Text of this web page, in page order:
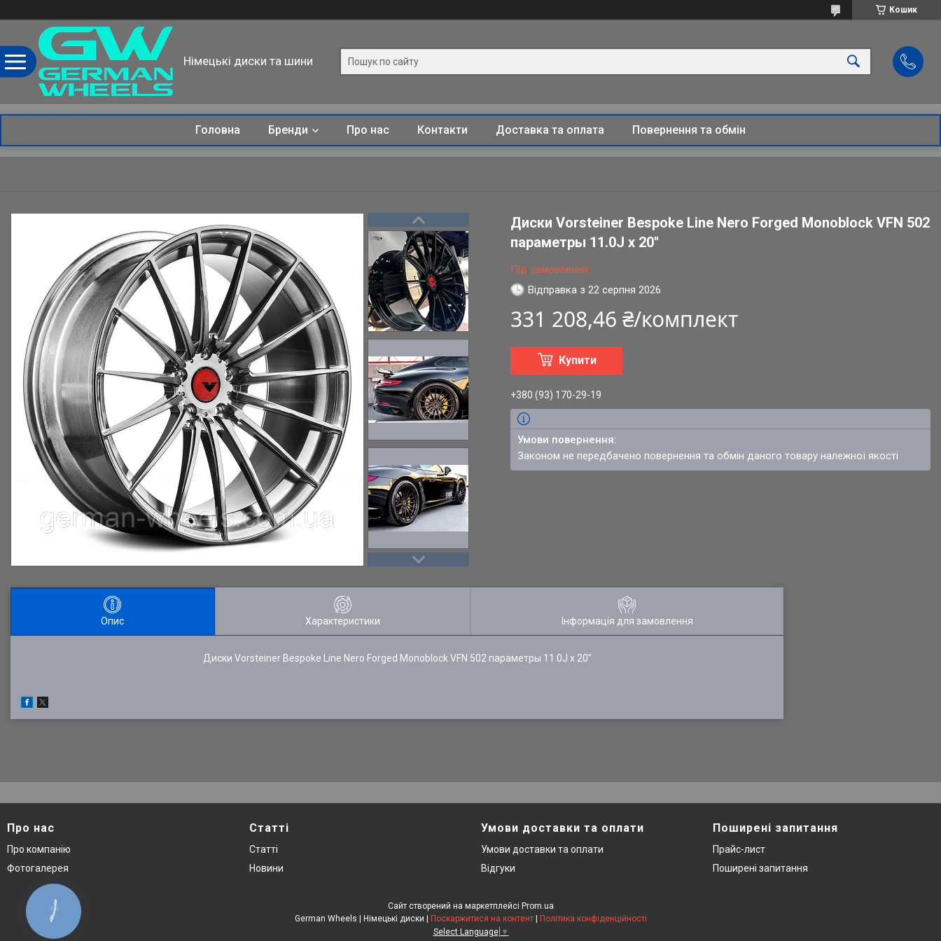
Кошик
Німецькі диски та шини
Головна Бренди Про нас Контакти Доставка та оплата Повернення та обмін
Диски Vorsteiner Bespoke Line Nero Forged Monoblock VFN 502
параметры 11.0J x 20''
Під замовлення
Відправка з 22 серпня 2026
331 208,46 ₴/комплект
Купити
+380 (93) 170-29-19
Законом не передбачено повернення та обмін даного товару належної якості
Опис Характеристики Інформація для замовлення
Диски Vorsteiner Bespoke Line Nero Forged Monoblock VFN 502 параметры 11.0J x 20"
Про нас
Про компанію
Фотогалерея
Статті
Статті
Новини
Умови доставки та оплати
Умови доставки та оплати
Відгуки
Поширені запитання
Прайс-лист
Поширені запитання
Сайт створений на маркетплейсі Prom.ua
Поскаржитися на контент
Політика конфіденційності
Select Language ▼
КНОПКА
ЗВ'ЯЗКУ